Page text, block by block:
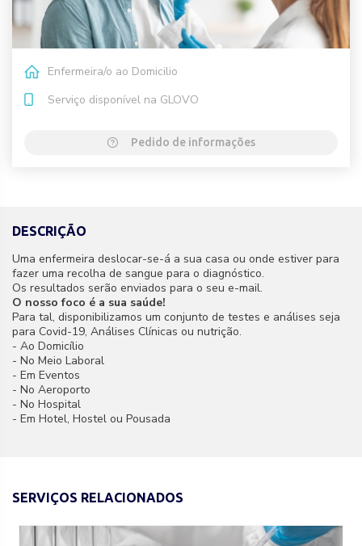
Enfermeira/o ao Domicilio
Serviço disponível na GLOVO
Pedido de informações
DESCRIÇÃO
Uma enfermeira deslocar-se-á a sua casa ou onde estiver para
fazer uma recolha de sangue para o diagnóstico.
Os resultados serão enviados para o seu e-mail.
O nosso foco é a sua saúde!
Para tal, disponibilizamos um conjunto de testes e análises seja
para Covid-19, Análises Clínicas ou nutrição.
- Ao Domicílio
- No Meio Laboral
- Em Eventos
- No Aeroporto
- No Hospital
- Em Hotel, Hostel ou Pousada
SERVIÇOS RELACIONADOS